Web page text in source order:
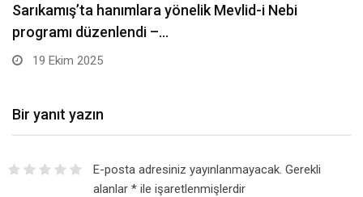
Ziraat Odası Başkanı Mustafa Ateş: Damla
sulamaya geçmeliyiz…
19 Ekim 2025
Bir yanıt yazın
E-posta adresiniz yayınlanmayacak. Gerekli
alanlar *ile işaretlenmişlerdir